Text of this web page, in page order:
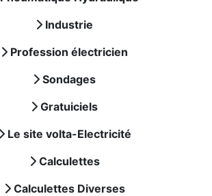
Industrie
Profession électricien
Sondages
Gratuiciels
Le site volta-Electricité
Calculettes
Calculettes Diverses